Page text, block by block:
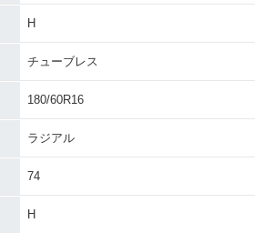
1992年 GOLD WIN
G SE・カラーチェン
H
チューブレス
180/60R16
ラジアル
74
H